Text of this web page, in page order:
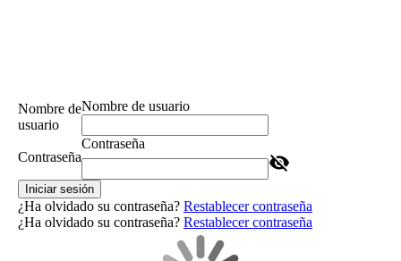
Nombre de
usuario
Nombre de usuario
Contraseña
Contraseña
Iniciar sesión
¿Ha olvidado su contraseña? Restablecer contraseña
¿Ha olvidado su contraseña? Restablecer contraseña